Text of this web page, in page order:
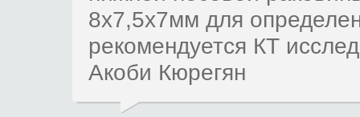
8х7,5х7мм для
рекомендуется КТ
Акоби Кюрегян